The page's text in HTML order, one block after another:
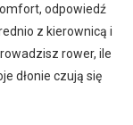
odpowiedź
z kierownicą i
rower, ile
dłonie czują się